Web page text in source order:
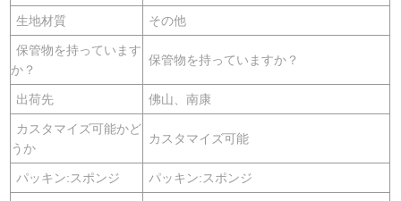
生地材質 その他
保管物を持っています
か？
保管物を持っていますか？
出荷先 佛山、南康
カスタマイズ可能かど
うか
カスタマイズ可能
パッキン:スポンジ パッキン:スポンジ